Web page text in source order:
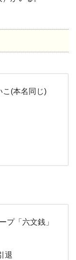
(本名同じ)
プ「六文銭」
退